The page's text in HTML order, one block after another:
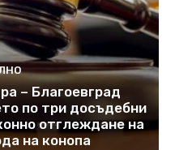
– Благоевград
по три досъдебни
отглеждане на
на конопа